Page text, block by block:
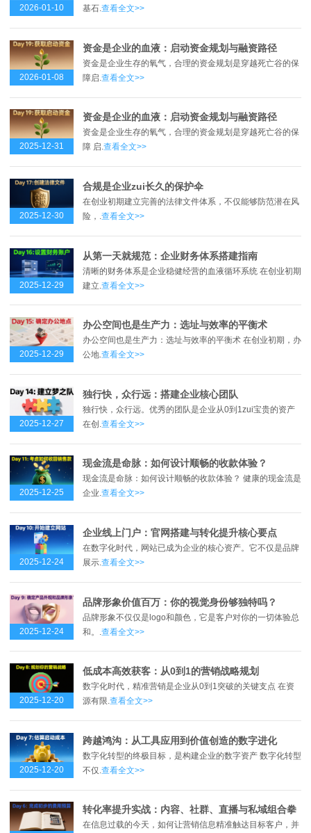
2026-01-10
基石.查看全文>>
2026-01-08
资金是企业的血液：启动资金规划与融资路径
资金是企业生存的氧气，合理的资金规划是穿越死亡谷的保
障启. 查看全文>>
2025-12-31
资金是企业的血液：启动资金规划与融资路径
资金是企业生存的氧气，合理的资金规划是穿越死亡谷的保
障 启.查看全文>>
2025-12-30
合规是企业zui长久的保护伞
在创业初期建立完善的法律文件体系，不仅能够防范潜在风
险，.查看全文>>
2025-12-29
从第一天就规范：企业财务体系搭建指南
清晰的财务体系是企业稳健经营的血液循环系统 在创业初期
建立. 查看全文>>
2025-12-29
办公空间也是生产力：选址与效率的平衡术
办公空间也是生产力：选址与效率的平衡术 在创业初期，办
公地.查看全文>>
2025-12-27
独行快，众行远：搭建企业核心团队
独行快，众行远。优秀的团队是企业从0到1zui宝贵的资产
在创. 查看全文>>
2025-12-25
现金流是命脉：如何设计顺畅的收款体验？
现金流是命脉：如何设计顺畅的收款体验？ 健康的现金流是
企业.查看全文>>
2025-12-24
企业线上门户：官网搭建与转化提升核心要点
在数字化时代，网站已成为企业的核心资产。它不仅是品牌
展示.查看全文>>
2025-12-24
品牌形象价值百万：你的视觉身份够独特吗？
品牌形象不仅仅是logo和颜色，它是客户对你的一切体验总
和。. 查看全文>>
2025-12-20
低成本高效获客：从0到1的营销战略规划
数字化时代，精准营销是企业从0到1突破的关键支点 在资
源有限.查看全文>>
2025-12-20
跨越鸿沟：从工具应用到价值创造的数字进化
数字化转型的终极目标，是构建企业的数字资产 数字化转型
不仅. 查看全文>>
转化率提升实战：内容、社群、直播与私域组合拳
在信息过载的今天，如何让营销信息精准触达目标客户，并